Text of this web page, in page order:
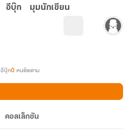
อีบุ๊ก มุมนักเขียน
อีบุ๊ก0 คนติดตาม
คอลเล็กชัน